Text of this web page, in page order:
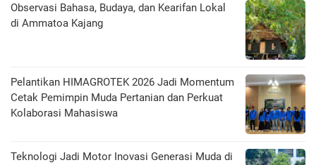
Observasi Bahasa, Budaya, dan Kearifan Lokal
di Ammatoa Kajang
Pelantikan HIMAGROTEK 2026 Jadi Momentum
Cetak Pemimpin Muda Pertanian dan Perkuat
Kolaborasi Mahasiswa
Teknologi Jadi Motor Inovasi Generasi Muda di